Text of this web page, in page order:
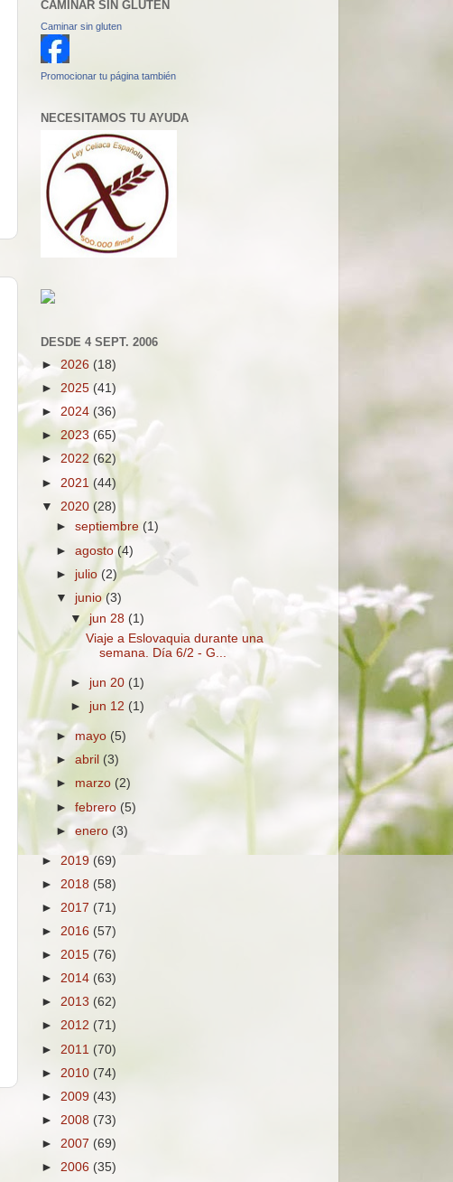
CAMINAR SIN GLUTEN
Caminar sin gluten
Promocionar tu página también
NECESITAMOS TU AYUDA
DESDE 4 SEPT. 2006
► 2026 (18)
► 2025 (41)
► 2024 (36)
► 2023 (65)
► 2022 (62)
► 2021 (44)
▼ 2020 (28)
►septiembre (1)
►agosto (4)
► julio (2)
▼ junio(3)
▼ jun 28 (1)
Viaje a Eslovaquia durante una
semana. Día 6/2 - G...
► jun 20(1)
► jun 12 (1)
► mayo (5)
►abril (3)
► marzo (2)
►febrero (5)
►enero(3)
► 2019 (69)
► 2018 (58)
► 2017 (71)
► 2016 (57)
► 2015 (76)
► 2014 (63)
► 2013 (62)
► 2012 (71)
► 2011 (70)
► 2010 (74)
► 2009 (43)
► 2008 (73)
► 2007 (69)
► 2006 (35)